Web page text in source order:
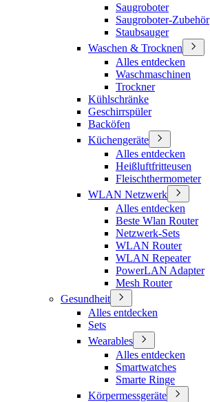
Saugroboter
Saugroboter-Zubehör
Staubsauger
Waschen & Trocknen
Alles entdecken
Waschmaschinen
Trockner
Kühlschränke
Geschirrspüler
Backöfen
Küchengeräte
Alles entdecken
Heißluftfritteusen
Fleischthermometer
WLAN Netzwerk
Alles entdecken
Beste Wlan Router
Netzwerk-Sets
WLAN Router
WLAN Repeater
PowerLAN Adapter
Mesh Router
Gesundheit
Alles entdecken
Sets
Wearables
Alles entdecken
Smartwatches
Smarte Ringe
Körpermessgeräte